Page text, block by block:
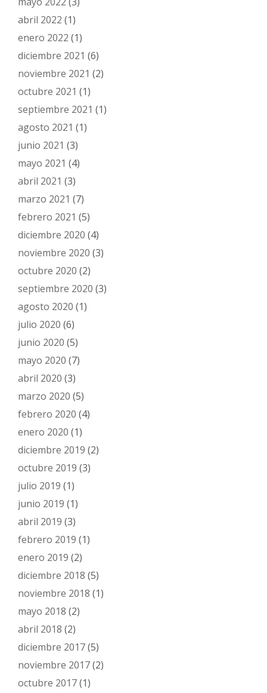
abril 2022 (1)
enero 2022 (1)
diciembre 2021 (6)
noviembre 2021 (2)
octubre 2021 (1)
septiembre 2021 (1)
agosto 2021 (1)
junio 2021 (3)
mayo 2021 (4)
abril 2021 (3)
marzo 2021 (7)
febrero 2021 (5)
diciembre 2020 (4)
noviembre 2020 (3)
octubre 2020 (2)
septiembre 2020 (3)
agosto 2020 (1)
julio 2020 (6)
junio 2020 (5)
mayo 2020 (7)
abril 2020 (3)
marzo 2020 (5)
febrero 2020 (4)
enero 2020 (1)
diciembre 2019 (2)
octubre 2019 (3)
julio 2019 (1)
junio 2019 (1)
abril 2019 (3)
febrero 2019 (1)
enero 2019 (2)
diciembre 2018 (5)
noviembre 2018 (1)
mayo 2018 (2)
abril 2018 (2)
diciembre 2017(5)
noviembre 2017(2)
octubre 2017(1)